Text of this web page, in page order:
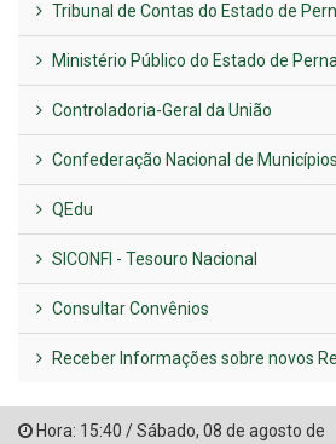
Tribunal de Contas do Estado de
Ministério Público do Estado de
Controladoria-Geral da União
Confederação Nacional de
QEdu
SICONFI - Tesouro Nacional
Consultar Convênios
Receber Informações sobre novos
Hora: 15:40 /Sábado, 08 de agosto de